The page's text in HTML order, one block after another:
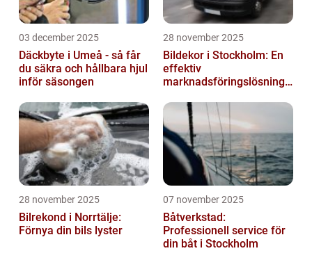
03 december 2025
Däckbyte i Umeå - så får
du säkra och hållbara hjul
inför säsongen
28 november 2025
Bildekor i Stockholm: En
effektiv
marknadsföringslösning
28 november 2025
Bilrekond i Norrtälje:
Förnya din bils lyster
07 november 2025
Båtverkstad:
Professionell service för
din båt i Stockholm